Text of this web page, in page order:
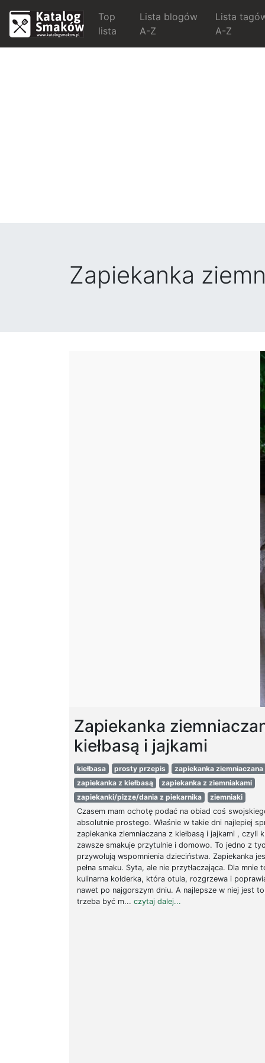
Top
lista
Lista blogów
A-Z
Lista
A-Z
Zapiekanka
Zapiekanka
kiełbasą i jajkami
kiełbasa prosty przepis
zapiekanka ziemniaczana
zapiekanka z kiełbasą
zapiekanka z ziemniakami
zapiekanki/pizze/dania z piekarnika
ziemniaki
Czasem mam ochotę podać na obiad coś
absolutnie prostego. Właśnie w takie dni najlepiej
zapiekanka ziemniaczana z kiełbasą i jajkami , czyli
zawsze smakuje przytulnie i domowo. To jedno z
przywołują wspomnienia dzieciństwa. Zapiekanka
pełna smaku. Syta, ale nie przytłaczająca. Dla mnie
kulinarna kołderka, która otula, rozgrzewa i
nawet po najgorszym dniu. A najlepsze w niej jest
trzeba być m... czytaj dalej...